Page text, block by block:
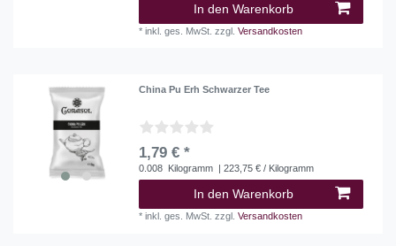
In den Warenkorb
*inkl. ges. MwSt. zzgl.Versandkosten
China Pu Erh Schwarzer Tee
1,79 € *
0.008 Kilogramm | 223,75 € / Kilogramm
In den Warenkorb
*inkl. ges. MwSt. zzgl.Versandkosten